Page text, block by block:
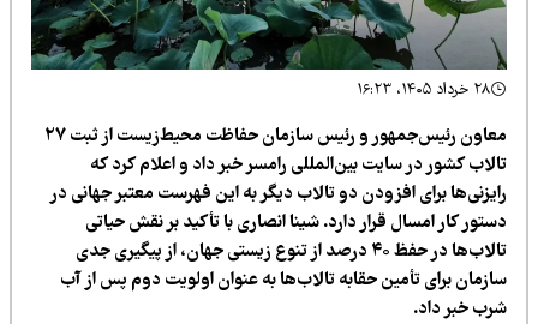
معاون رئیس‌جمهور و رئیس سازمان حفاظت محیط‌زیست از ثبت ۲۷
کشور در سایت بین‌المللی رامسر خبر داد و اعلام کرد که
برای افزودن دو تالاب دیگر به این فهرست معتبر جهانی در
کار امسال قرار دارد. شینا انصاری با تأکید بر نقش حیاتی
تالاب‌ها در حفظ ۴۰ درصد از تنوع زیستی جهان، از پیگیری جدی
برای تأمین حقابه تالاب‌ها به عنوان اولویت دوم پس از آب
خبر داد.